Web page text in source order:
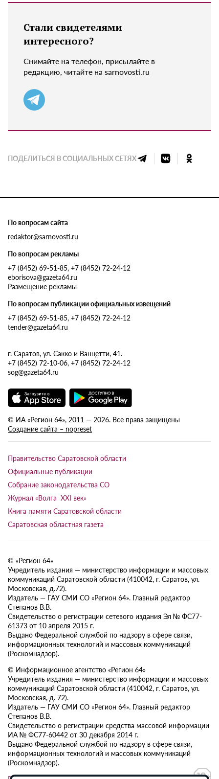
Стали свидетелями
интересного?
Снимайте на телефон, присылайте в
редакцию, читайте на sarnovosti.ru
ПОДЕЛИТЬСЯ В СОЦИАЛЬНЫХ СЕТЯХ
По вопросам сайта
redaktor@sarnovosti.ru
По вопросам рекламы
+7 (8452) 69-51-85, +7 (8452) 72-24-12
eborisova@gazeta64.ru
Размещение рекламы
По вопросам публикации официальных извещений
+7 (8452) 69-51-85, +7 (8452) 72-24-12
tender@gazeta64.ru
г. Саратов, ул. Сакко и Ванцетти, 41.
+7 (8452) 72-10-06, +7 (8452) 72-24-12
sog@gazeta64.ru
© ИА «Регион 64», 2011 — 2026. Все права защищены
Создание сайта – nopreset
Правительство Саратовской области
Официальные публикации
Собрание законодательства СО
Журнал «Волга XXI век»
Книга памяти Саратовской области
Саратовская областная газета
© «Регион 64»
Учредитель издания — министерство информации и массовых
коммуникаций Саратовской области (410042, г. Саратов, ул.
Московская, д.72).
Издатель — ГАУ СМИ СО «Регион 64». Главный редактор
Степанов В.В.
Свидетельство о регистрации сетевого издания Эл № ФС77-
61373 от 10 апреля 2015 г.
Выдано Федеральной службой по надзору в сфере связи,
информационных технологий и массовых коммуникаций
(Роскомнадзор).
© Информационное агентство «Регион 64»
Учредитель издания — министерство информации и массовых
коммуникаций Саратовской области (410042, г. Саратов, ул.
Московская, д. 72).
Издатель — ГАУ СМИ СО «Регион 64». Главный редактор
Степанов В.В.
Свидетельство о регистрации средства массовой информации
ИА № ФС77-60442 от 30 декабря 2014 г.
Выдано Федеральной службой по надзору в сфере связи,
информационных технологий и массовых коммуникаций
(Роскомнадзор).